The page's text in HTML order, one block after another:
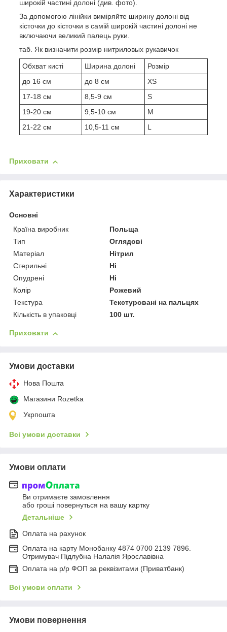
широкій частині долоні (див. фото).
За допомогою лінійки виміряйте ширину долоні від
кісточки до кісточки в самій широкій частині долоні не
включаючи великий палець руки.
таб. Як визначити розмір нитриловых рукавичок
Обхват кисті Ширина долоні
Розмір
до 16 см
до 8 см
XS
17-18 см
8,5-9 см
S
19-20 см
9,5-10 см
M
21-22 см
10,5-11 см L
Приховати
Характеристики
Основні
Країна виробник
Польща
Тип
Оглядові
Матеріал
Нітрил
Стерильні
Ні
Опудрені
Ні
Колір
Рожевий
Текстура
Текстуровані на пальцях
Кількість в упаковці
100 шт.
Приховати
Умови доставки
Нова Пошта
Магазини Rozetka
Укрпошта
Всі умови доставки
Умови оплати
Ви отримаєте замовлення
або гроші повернуться на вашу картку
Детальніше
Оплата на рахунок
Оплата на карту Монобанку 4874 0700 2139 7896.
Отримувач Підлубна Налалія Ярославівна
Оплата на р/р ФОП за реквізитами (Приватбанк)
Всі умови оплати
Умови повернення